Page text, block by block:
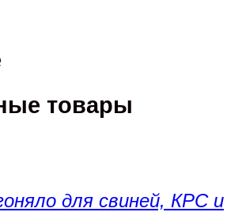
товары
для свиней, КРС и